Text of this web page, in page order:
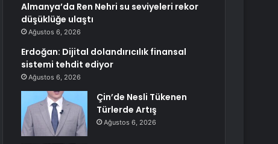
Almanya’da Ren Nehri su seviyeleri rekor
düşüklüğe ulaştı
Ağustos 6, 2026
Erdoğan: Dijital dolandırıcılık finansal
sistemi tehdit ediyor
Ağustos 6, 2026
Çin’de Nesli Tükenen
Türlerde Artış
Ağustos 6, 2026